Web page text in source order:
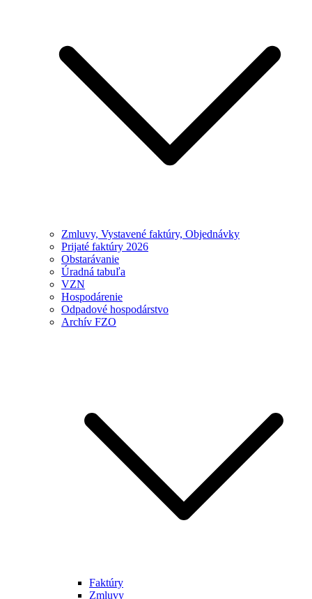
Zmluvy, Vystavené faktúry, Objednávky
Prijaté faktúry 2026
Obstarávanie
Úradná tabuľa
VZN
Hospodárenie
Odpadové hospodárstvo
Archív FZO
Faktúry
Zmluvy